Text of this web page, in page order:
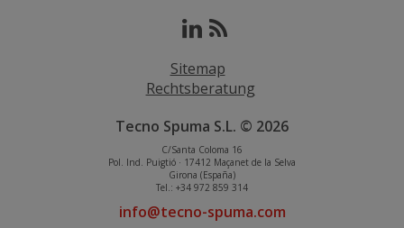
Sitemap
Rechtsberatung
Tecno Spuma S.L. © 2026
C/Santa Coloma 16
Pol. Ind. Puigtió · 17412 Maçanet de la Selva
Girona (España)
Tel.: +34 972 859 314
info@tecno-spuma.com